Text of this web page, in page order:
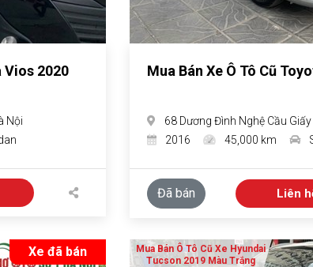
Vios 2020
Nội
Mua Bán Xe Ô Tô Cũ
68 Dương Đình Nghệ Cầu
2016
45,000 km
Đã bán Liên
Xe đã bán
Mua Bán Ô Tô Cũ Xe Hyundai
Tucson 2019 Màu Trắng